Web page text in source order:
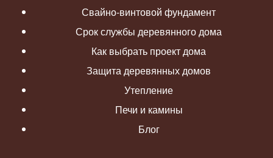
Свайно-винтовой фундамент
Срок службы деревянного дома
Как выбрать проект дома
Защита деревянных домов
Утепление
Печи и камины
Блог